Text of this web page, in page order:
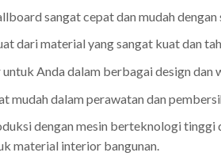
sangat cepat dan mudah
dari material yang sangat kuat dan
Anda dalam berbagai design
mudah dalam perawatan dan
dengan mesin berteknologi tinggi
material interior bangunan.